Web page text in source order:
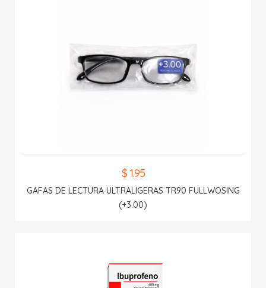
$ 1.95
GAFAS DE LECTURA ULTRALIGERAS TR90 FULLWOSING
(+3.00)